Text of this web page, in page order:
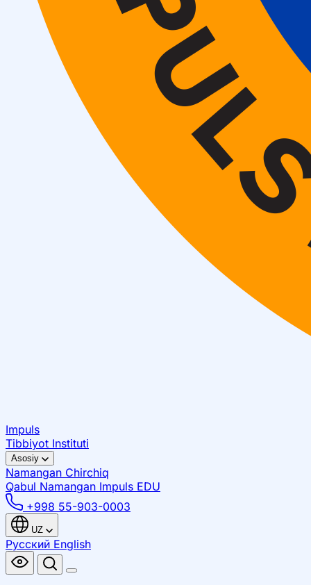
Impuls
Tibbiyot Instituti
Asosiy
Namangan Chirchiq
Qabul Namangan Impuls EDU
+998 55-903-0003
UZ
Русский English